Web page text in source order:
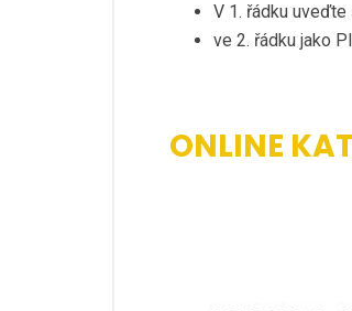
V 1. řádku
ve 2. řádku jako
ONLINE